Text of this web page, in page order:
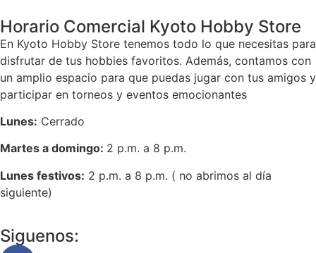
Horario Comercial Kyoto Hobby Store
En Kyoto Hobby Store tenemos todo lo que necesitas para
disfrutar de tus hobbies favoritos. Además, contamos con
un amplio espacio para que puedas jugar con tus amigos y
participar en torneos y eventos emocionantes
Lunes: Cerrado
Martes a domingo: 2 p.m. a 8 p.m.
Lunes festivos: 2 p.m. a 8 p.m. ( no abrimos al día
siguiente)
Siguenos: